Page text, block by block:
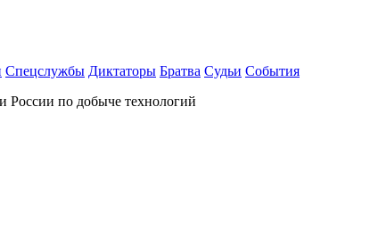
Спецслужбы Диктаторы Братва Судьи События
России по добыче технологий